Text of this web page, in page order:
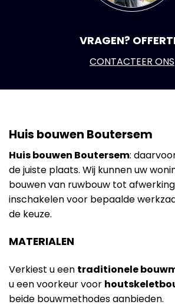
VRAGEN?
CONTACTEER ONS
Huis bouwen Boutersem
Huis bouwen Boutersem:
de juiste plaats. Wij kunnen uw
bouwen van ruwbouw tot
inschakelen voor bepaalde
de keuze.
MATERIALEN
Verkiest u een traditionele
u een voorkeur voor
beide bouwmethodes aanbieden.